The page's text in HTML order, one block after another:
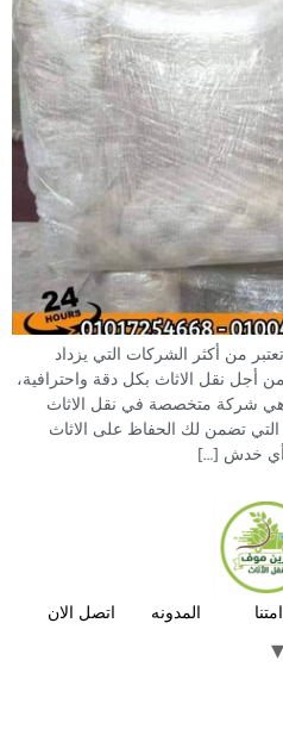
من أكثر الشركات التي يزداد
أجل نقل الاثاث بكل دقة واحترافية،
شركة متخصصة في نقل الاثاث
التي تضمن لك الحفاظ على الاثاث
أي خدش […]
المدونه اتصل الان